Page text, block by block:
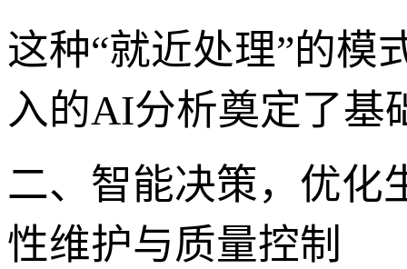
这种“就近处理”的模
入的AI分析奠定了基
二、智能决策，优化
性维护与质量控制